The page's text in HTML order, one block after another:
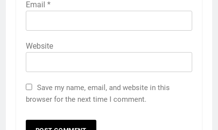
Email *
Website
Save my name, email, and website in this
browser for the next time I comment.